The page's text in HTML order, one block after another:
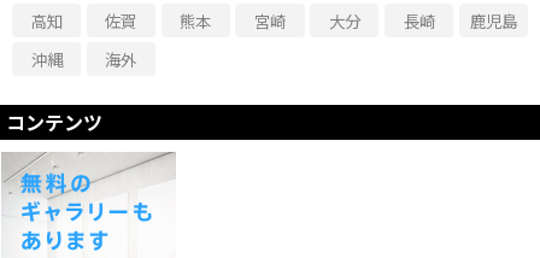
高知
佐賀 熊本 宮崎 大分 長崎
鹿児島
沖縄
海外
コンテンツ